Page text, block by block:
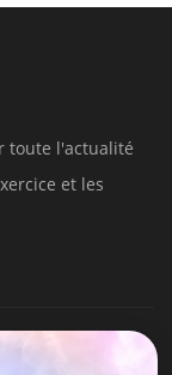
toute l'actualité
et les